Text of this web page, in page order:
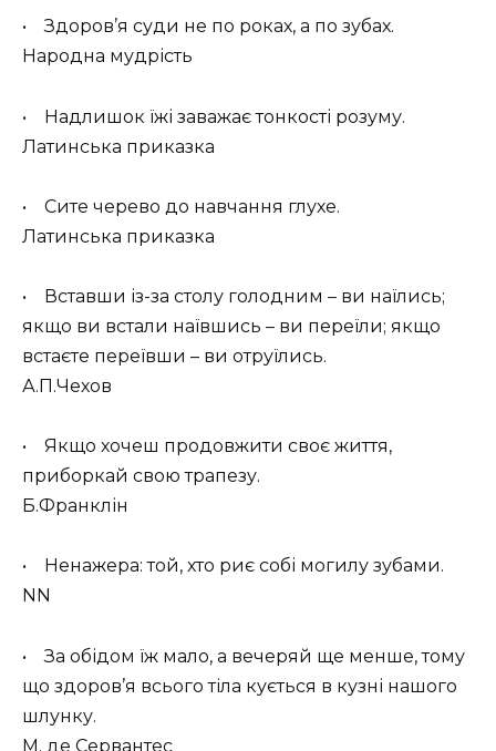
• Здоров’я суди не по роках, а по зубах.
Народна мудрість
• Надлишок їжі заважає тонкості розуму.
Латинська приказка
• Сите черево до навчання глухе.
Латинська приказка
• Вставши із-за столу голодним – ви наїлись;
якщо ви встали наївшись – ви переїли; якщо
встаєте переївши – ви отруїлись.
А.П.Чехов
• Якщо хочеш продовжити своє життя,
приборкай свою трапезу.
Б.Франклін
• Ненажера: той, хто риє собі могилу зубами.
NN
• За обідом їж мало, а вечеряй ще менше, тому
що здоров’я всього тіла кується в кузні нашого
шлунку.
М. де Сервантес